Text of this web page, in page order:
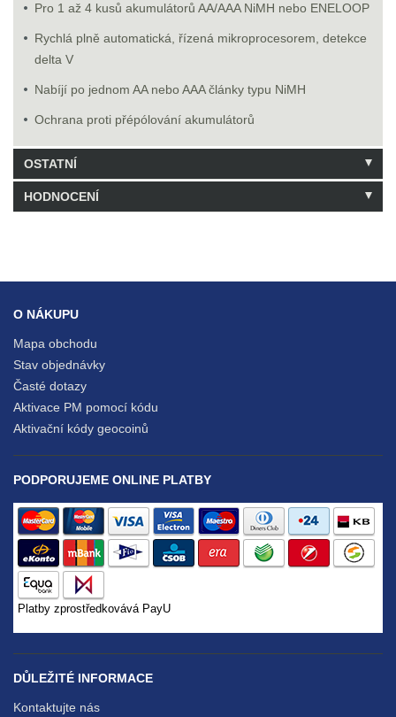
Pro 1 až 4 kusů akumulátorů AA/AAA NiMH nebo ENELOOP
Rychlá plně automatická, řízená mikroprocesorem, detekce
delta V
Nabíjí po jednom AA nebo AAA články typu NiMH
Ochrana proti přépólování akumulátorů
OSTATNÍ
Kód: SANYMQNO4
HODNOCENÍ
O NÁKUPU
Mapa obchodu
Stav objednávky
Časté dotazy
Aktivace PM pomocí kódu
Aktivační kódy geocoinů
PODPORUJEME ONLINE PLATBY
Platby zprostředkovává PayU
DŮLEŽITÉ INFORMACE
Kontaktujte nás